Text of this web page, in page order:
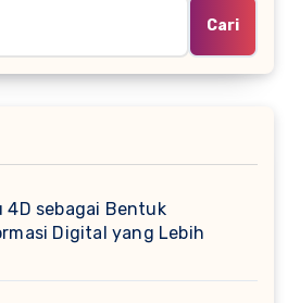
Cari
4D sebagai Bentuk
Digital yang Lebih